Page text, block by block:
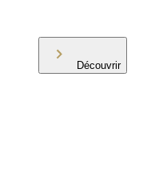
Découvrir